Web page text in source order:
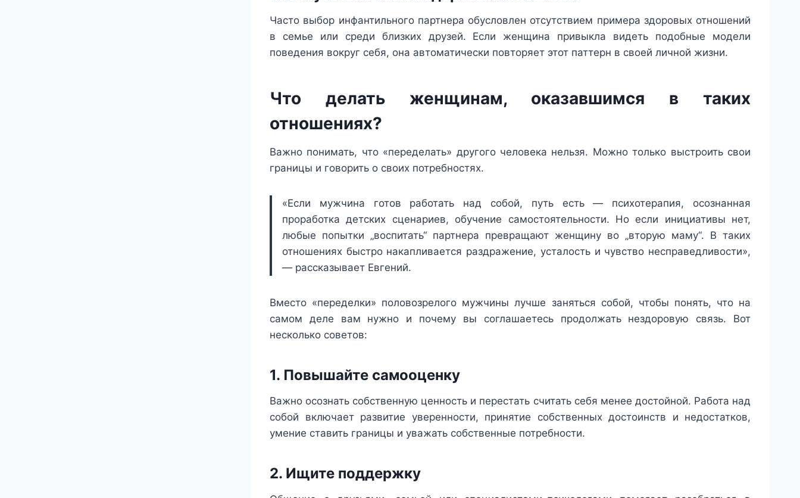
Часто выбор инфантильного партнера обусловлен отсутствием примера здоровых отношений
в семье или среди близких друзей. Если женщина привыкла видеть подобные модели
поведения вокруг себя, она автоматически повторяет этот паттерн в своей личной жизни.
Что делать женщинам, оказавшимся в таких
отношениях?
Важно понимать, что «переделать» другого человека нельзя. Можно только выстроить свои
границы и говорить о своих потребностях.
«Если мужчина готов работать над собой, путь есть — психотерапия, осознанная
проработка детских сценариев, обучение самостоятельности. Но если инициативы нет,
любые попытки „воспитать“ партнера превращают женщину во „вторую маму“. В таких
отношениях быстро накапливается раздражение, усталость и чувство несправедливости»,
— рассказывает Евгений.
Вместо «переделки» половозрелого мужчины лучше заняться собой, чтобы понять, что на
самом деле вам нужно и почему вы соглашаетесь продолжать нездоровую связь. Вот
несколько советов:
1. Повышайте самооценку
Важно осознать собственную ценность и перестать считать себя менее достойной. Работа над
собой включает развитие уверенности, принятие собственных достоинств и недостатков,
умение ставить границы и уважать собственные потребности.
2. Ищите поддержку